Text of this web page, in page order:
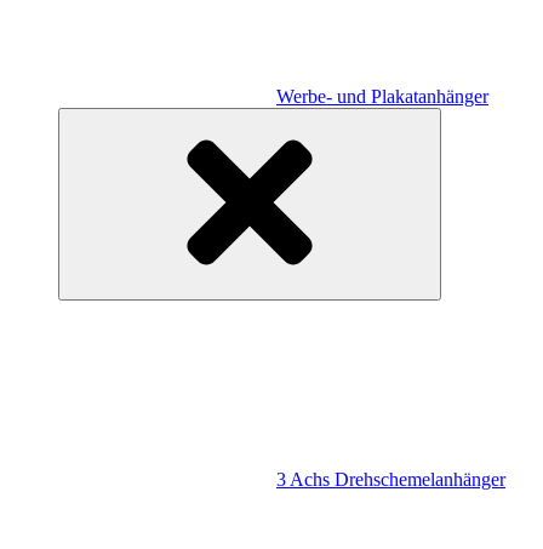
Werbe- und Plakatanhänger
3 Achs Drehschemelanhänger